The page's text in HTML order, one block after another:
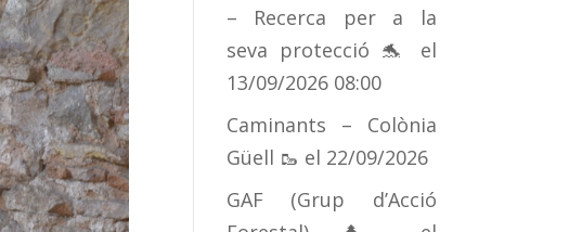
– Recerca per a la
seva protecció 🐬
el
13/09/2026 08:00
Caminants – Colònia
Güell 🥾 el 22/09/2026
GAF (Grup d’Acció